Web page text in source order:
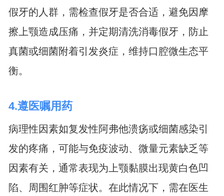
假牙的人群，需检查假牙是否合适，避免因摩
擦上颚造成压痛，并定期清洗消毒假牙，防止
真菌或细菌附着引发炎症，维持口腔微生态平
衡。
4.遵医嘱用药
病理性因素如复发性阿弗他溃疡或细菌感染引
发的疼痛，可能与免疫波动、微量元素缺乏等
因素有关，通常表现为上颚黏膜出现黄白色凹
陷、周围红肿等症状。在此情况下，需在医生